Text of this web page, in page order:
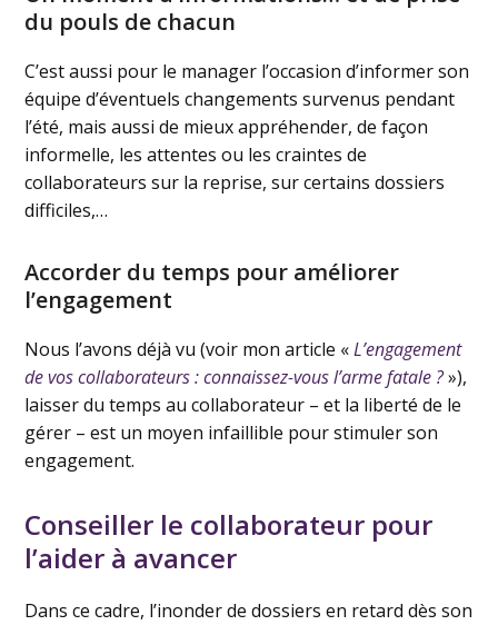
du pouls de chacun
C’est aussi pour le manager l’occasion d’informer son
équipe d’éventuels changements survenus pendant
l’été, mais aussi de mieux appréhender, de façon
informelle, les attentes ou les craintes de
collaborateurs sur la reprise, sur certains dossiers
difficiles,…
Accorder du temps pour améliorer
l’engagement
Nous l’avons déjà vu (voir mon article «L’engagement
de vos collaborateurs : connaissez-vous l’arme fatale ?»),
laisser du temps au collaborateur – et la liberté de le
gérer – est un moyen infaillible pour stimuler son
engagement.
Conseiller le collaborateur pour
l’aider à avancer
Dans ce cadre, l’inonder de dossiers en retard dès son